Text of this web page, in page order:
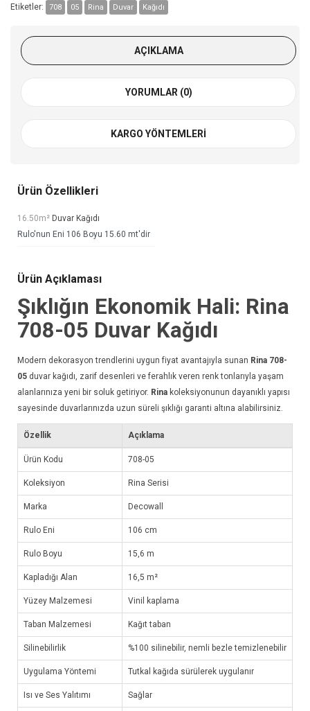
Etiketler: 708 05 Rina Duvar Kağıdı
AÇIKLAMA
YORUMLAR (0)
KARGO YÖNTEMLERI
Ürün Özellikleri
16.50m² Duvar Kağıdı
Rulo'nun Eni 106 Boyu 15.60 mt'dir
Ürün Açıklaması
Şıklığın Ekonomik Hali: Rina
708-05 Duvar Kağıdı
Modern dekorasyon trendlerini uygun fiyat avantajıyla sunan Rina 708-
05 duvar kağıdı , zarif desenleri ve ferahlık veren renk tonlarıyla yaşam
alanlarınıza yeni bir soluk getiriyor. Rina koleksiyonunun dayanıklı yapısı
sayesinde duvarlarınızda uzun süreli şıklığı garanti altına alabilirsiniz.
Özellik Açıklama
Ürün Kodu 708-05
Koleksiyon Rina Serisi
Marka Decowall
Rulo Eni 106 cm
Rulo Boyu 15,6 m
Kapladığı Alan 16,5 m²
Yüzey Malzemesi Vinil kaplama
Taban Malzemesi Kağıt taban
Silinebilirlik %100 silinebilir, nemli bezle temizlenebilir
Uygulama Yöntemi Tutkal kağıda sürülerek uygulanır
Isı ve Ses Yalıtımı Sağlar